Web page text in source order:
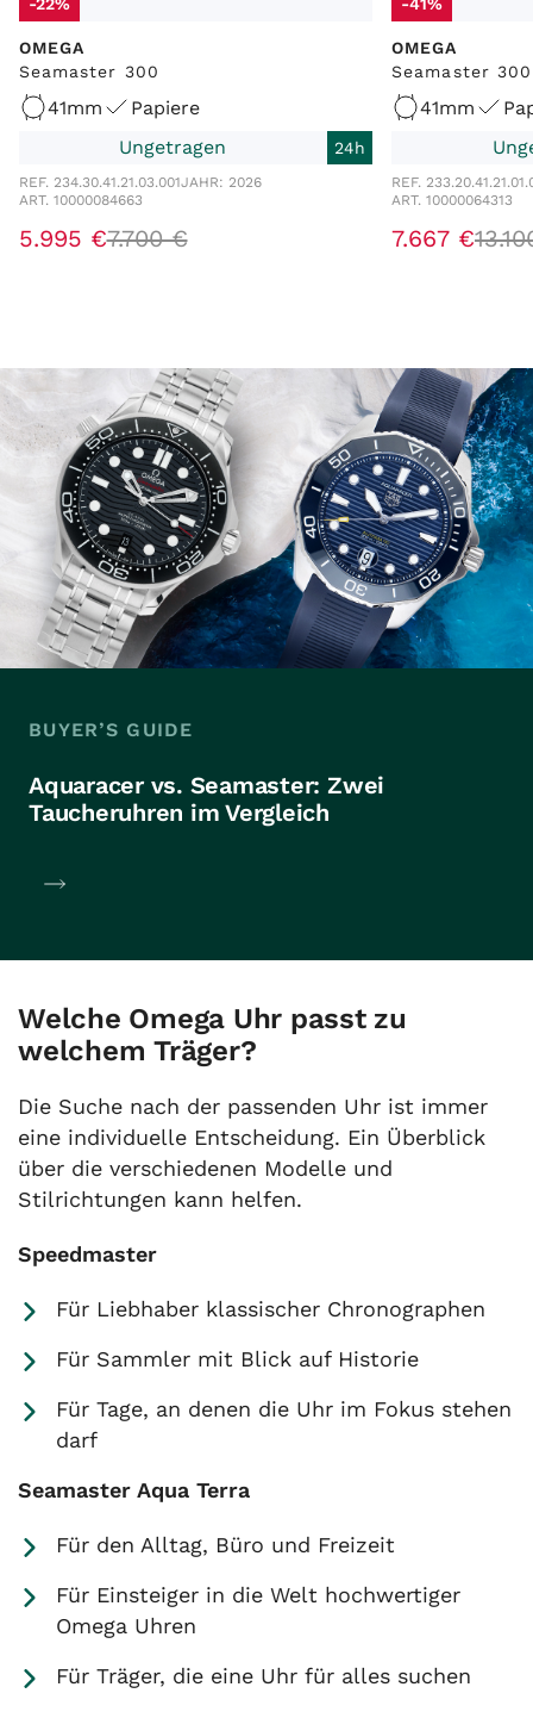
OMEGA
Seamaster 300
41mm
Papiere
Ungetragen
24h
REF. 234.30.41.21.03.001JAHR: 2026
ART. 10000084663
5.995 €7.700 €
OMEGA
Seamaster 300
41mm
REF.
ART. 10000064313
7.667 €
BUYER’S GUIDE
Aquaracer vs. Seamaster: Zwei
Taucheruhren im Vergleich
Welche Omega Uhr passt zu
welchem Träger?
Die Suche nach der passenden Uhr ist immer
eine individuelle Entscheidung. Ein Überblick
über die verschiedenen Modelle und
Stilrichtungen kann helfen.
Speedmaster
Für Liebhaber klassischer Chronographen
Für Sammler mit Blick auf Historie
Für Tage, an denen die Uhr im Fokus stehen
darf
Seamaster Aqua Terra
Für den Alltag, Büro und Freizeit
Für Einsteiger in die Welt hochwertiger
Omega Uhren
Für Träger, die eine Uhr für alles suchen